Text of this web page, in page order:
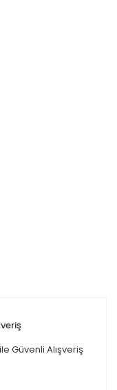
Güvenli Alışveriş